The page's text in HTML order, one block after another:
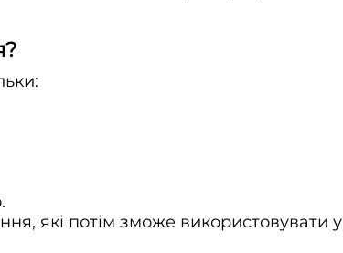
які потім зможе використовувати у